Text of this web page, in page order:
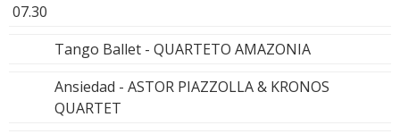
07.30
Tango Ballet - QUARTETO AMAZONIA
Ansiedad - ASTOR PIAZZOLLA & KRONOS
QUARTET